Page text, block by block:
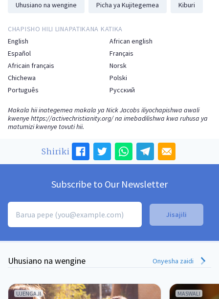
Uhusiano na wengine
Picha ya Kujitegemea Kiburi
CHAPISHO HILI LINAPATIKANA KATIKA
English
African english
Español
Français
Africain français
Norsk
Chichewa
Polski
Português
Русский
Makala hii inategemea makala ya Nick Jacobs iliyochapishwa awali
kwenyehttps://activechristianity.org/na imebadilishwa kwa ruhusa ya
matumizi kwenye tovuti hii.
Shiriki
Subscribe to Our Newsletter
Uhusiano na wengine Onyesha zaidi
UJENGAJI MASWALI